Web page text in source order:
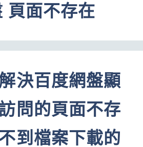
頁面不存在
決百度網盤顯
問的頁面不存
到檔案下載的